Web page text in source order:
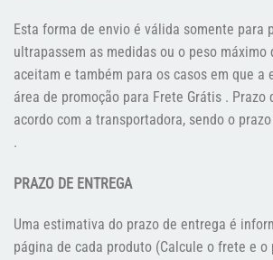
Esta forma de envio é válida somente para
ultrapassem as medidas ou o peso máximo
aceitam e também para os casos em que a
área de promoção para Frete Grátis . Prazo
acordo com a transportadora, sendo o
.
PRAZO DE ENTREGA
Uma estimativa do prazo de entrega é
página de cada produto (Calcule o frete e o